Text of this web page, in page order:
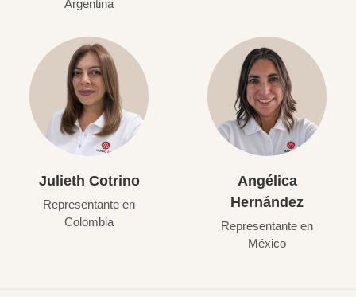
Argentina
Julieth Cotrino
Representante en
Colombia
Angélica
Hernández
Representante en
México